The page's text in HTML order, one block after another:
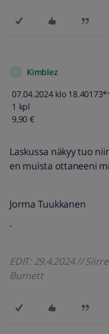
Kimblez
07.04.2024 klo
1 kpl
9,90 €
Laskussa näkyy tuo
en muista ottaneeni
Jorma Tuukkanen
.
EDIT: 29.4.2024 //
Burnett